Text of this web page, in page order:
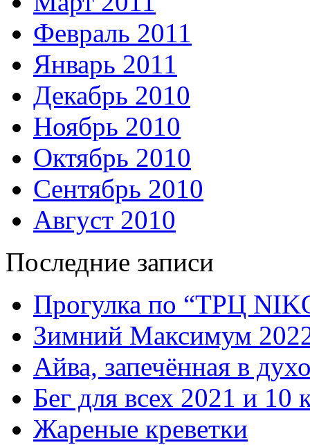
Февраль 2011
Январь 2011
Декабрь 2010
Ноябрь 2010
Октябрь 2010
Сентябрь 2010
Август 2010
Последние записи
Прогулка по “ТРЦ
Зимний Максимум
Айва, запечённая в
Бег для всех 2021 и 10
Жареные креветки